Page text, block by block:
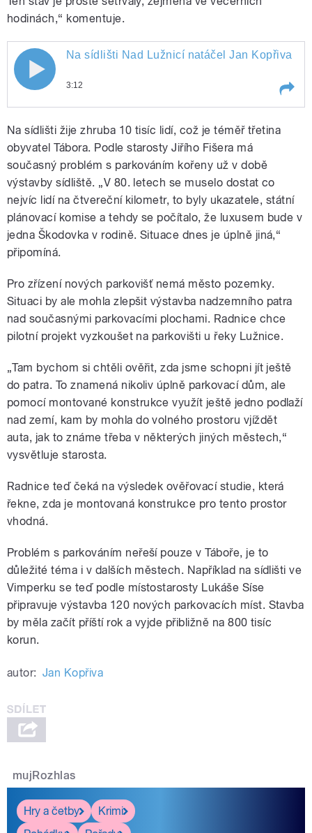
hodinách,“ komentuje.
Na sídlišti Nad Lužnicí natáčel Jan
Kopřiva
pause
Na sídlišti Nad Lužnicí natáčel Jan Kopřiva
3:12
Na sídlišti žije zhruba 10 tisíc lidí, což je téměř třetina
obyvatel Tábora. Podle starosty Jiřího Fišera má
současný problém s parkováním kořeny už v době
výstavby sídliště. „V 80. letech se muselo dostat co
nejvíc lidí na čtvereční kilometr, to byly ukazatele, státní
plánovací komise a tehdy se počítalo, že luxusem bude v
jedna Škodovka v rodině. Situace dnes je úplně jiná,“
připomíná.
Pro zřízení nových parkovišť nemá město pozemky.
Situaci by ale mohla zlepšit výstavba nadzemního patra
nad současnými parkovacími plochami. Radnice chce
pilotní projekt vyzkoušet na parkovišti u řeky Lužnice.
„Tam bychom si chtěli ověřit, zda jsme schopni jít ještě
do patra. To znamená nikoliv úplně parkovací dům, ale
pomocí montované konstrukce využít ještě jedno podlaží
nad zemí, kam by mohla do volného prostoru vjíždět
auta, jak to známe třeba v některých jiných městech,“
vysvětluje starosta.
Radnice teď čeká na výsledek ověřovací studie, která
řekne, zda je montovaná konstrukce pro tento prostor
vhodná.
Problém s parkováním neřeší pouze v Táboře, je to
důležité téma i v dalších městech. Například na sídlišti ve
Vimperku se teď podle místostarosty Lukáše Síse
připravuje výstavba 120 nových parkovacích míst. Stavba
by měla začít příští rok a vyjde přibližně na 800 tisíc
korun.
autor: Jan Kopřiva
mujRozhlas
Hry a četby
Krimi